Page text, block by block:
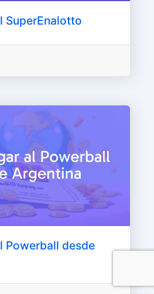
SuperEnalotto
Powerball desde